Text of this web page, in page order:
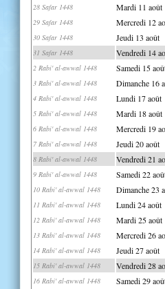
28 Safar 1448 Mardi 11 août
29 Safar 1448 Mercredi 12
30 Safar 1448 Jeudi 13 août
31 Safar 1448 Vendredi 14
2 Rabi' al-awwal 1448 Samedi 15
3 Rabi' al-awwal 1448 Dimanche 16
4 Rabi' al-awwal 1448 Lundi 17 août
5 Rabi' al-awwal 1448 Mardi 18 août
6 Rabi' al-awwal 1448 Mercredi 19
7 Rabi' al-awwal 1448 Jeudi 20 août
8 Rabi' al-awwal 1448 Vendredi 21
9 Rabi' al-awwal 1448 Samedi 22
10 Rabi' al-awwal 1448 Dimanche 23
11 Rabi' al-awwal 1448 Lundi 24 août
12 Rabi' al-awwal 1448 Mardi 25 août
13 Rabi' al-awwal 1448 Mercredi 26
14 Rabi' al-awwal 1448 Jeudi 27 août
15 Rabi' al-awwal 1448 Vendredi 28
16 Rabi' al-awwal 1448 Samedi 29